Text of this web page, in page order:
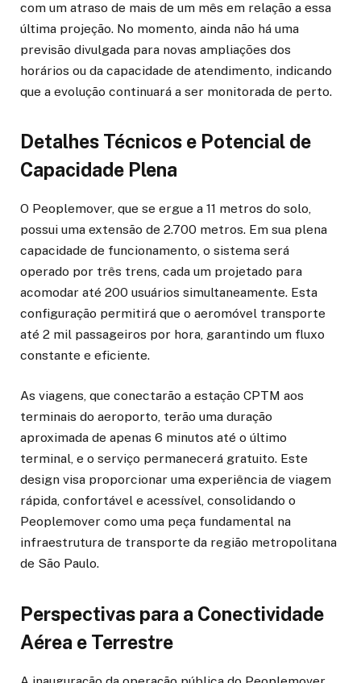
com um atraso de mais de um mês em relação a essa
última projeção. No momento, ainda não há uma
previsão divulgada para novas ampliações dos
horários ou da capacidade de atendimento, indicando
que a evolução continuará a ser monitorada de perto.
Detalhes Técnicos e Potencial de
Capacidade Plena
O Peoplemover, que se ergue a 11 metros do solo,
possui uma extensão de 2.700 metros. Em sua plena
capacidade de funcionamento, o sistema será
operado por três trens, cada um projetado para
acomodar até 200 usuários simultaneamente. Esta
configuração permitirá que o aeromóvel transporte
até 2 mil passageiros por hora, garantindo um fluxo
constante e eficiente.
As viagens, que conectarão a estação CPTM aos
terminais do aeroporto, terão uma duração
aproximada de apenas 6 minutos até o último
terminal, e o serviço permanecerá gratuito. Este
design visa proporcionar uma experiência de viagem
rápida, confortável e acessível, consolidando o
Peoplemover como uma peça fundamental na
infraestrutura de transporte da região metropolitana
de São Paulo.
Perspectivas para a Conectividade
Aérea e Terrestre